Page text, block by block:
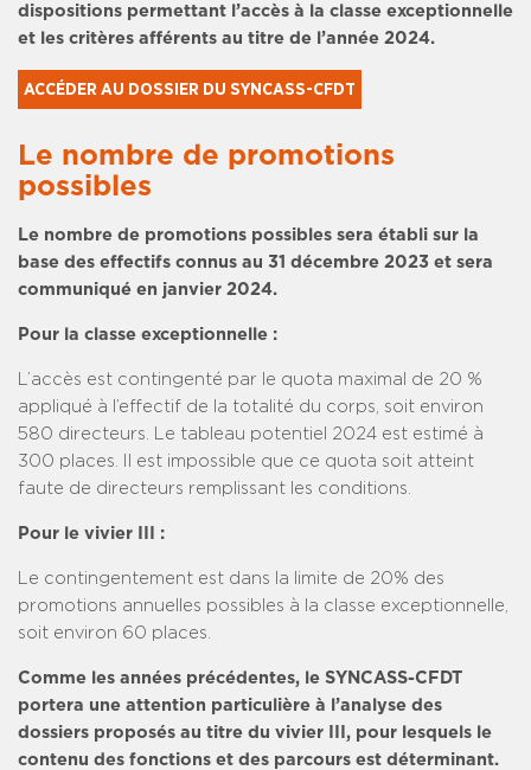
dispositions permettant l’accès à la classe exceptionnelle
et les critères afférents au titre de l’année 2024.
ACCÉDER AU DOSSIER DU SYNCASS-CFDT
Le nombre de promotions
possibles
Le nombre de promotions possibles sera établi sur la
base des effectifs connus au 31 décembre 2023 et sera
communiqué en janvier 2024.
Pour la classe exceptionnelle :
L’accès est contingenté par le quota maximal de 20 %
appliqué à l’effectif de la totalité du corps, soit environ
580 directeurs. Le tableau potentiel 2024 est estimé à
300 places. Il est impossible que ce quota soit atteint
faute de directeurs remplissant les conditions.
Pour le vivier III :
Le contingentement est dans la limite de 20% des
promotions annuelles possibles à la classe exceptionnelle,
soit environ 60 places.
Comme les années précédentes, le SYNCASS-CFDT
portera une attention particulière à l’analyse des
dossiers proposés au titre du vivier III, pour lesquels le
contenu des fonctions et des parcours est déterminant.